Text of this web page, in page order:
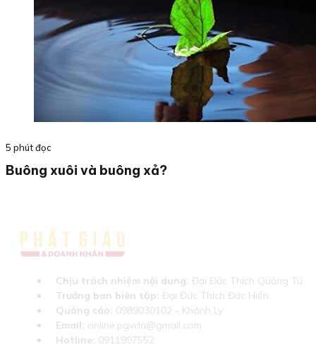
5 phút đọc
Buông xuôi và buông xả?
Chịu trách nhiệm nội dung: Đại Đức Thích Quảng Tú
Trưởng ban biên tập: Đại Đức Thích Đức Hiển
Quảng cáo: 0989030102 - Khánh Ly
Email: online.pgvdn@gmail.com
Hotline: 0911997552